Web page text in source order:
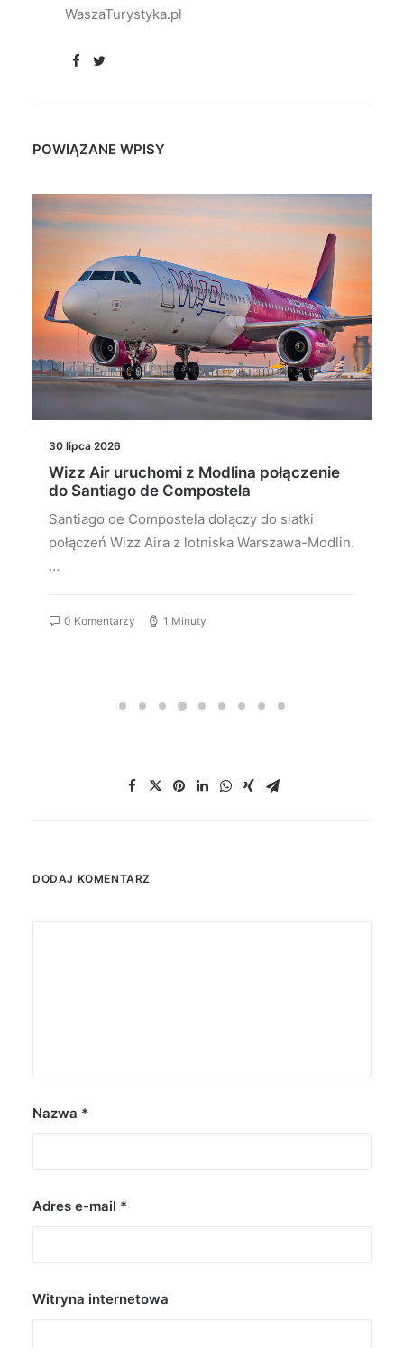
WaszaTurystyka.pl
POWIĄZANE WPISY
30 lipca 2026
Wizz Air uruchomi z Modlina połączenie
do Santiago de Compostela
Santiago de Compostela dołączy do siatki
połączeń Wizz Aira z lotniska Warszawa-Modlin.
…
0 Komentarzy 1 Minuty
DODAJ KOMENTARZ
Nazwa *
Adres e-mail *
Witryna internetowa